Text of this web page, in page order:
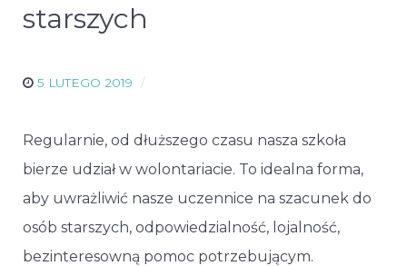
starszych
5 LUTEGO 2019
Regularnie, od dłuższego czasu nasza szkoła
bierze udział w wolontariacie. To idealna forma,
aby uwrażliwić nasze uczennice na szacunek do
osób starszych, odpowiedzialność, lojalność,
bezinteresowną pomoc potrzebującym.